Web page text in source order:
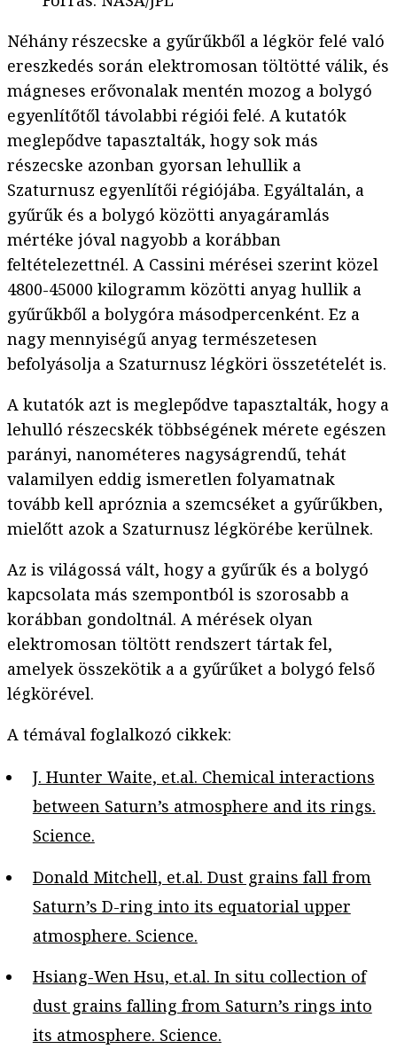
Néhány részecske a gyűrűkből a légkör felé való
ereszkedés során elektromosan töltötté válik, és
mágneses erővonalak mentén mozog a bolygó
egyenlítőtől távolabbi régiói felé. A kutatók
meglepődve tapasztalták, hogy sok más
részecske azonban gyorsan lehullik a
Szaturnusz egyenlítői régiójába. Egyáltalán, a
gyűrűk és a bolygó közötti anyagáramlás
mértéke jóval nagyobb a korábban
feltételezettnél. A Cassini mérései szerint közel
4800-45000 kilogramm közötti anyag hullik a
gyűrűkből a bolygóra másodpercenként. Ez a
nagy mennyiségű anyag természetesen
befolyásolja a Szaturnusz légköri összetételét is.
A kutatók azt is meglepődve tapasztalták, hogy a
lehulló részecskék többségének mérete egészen
parányi, nanométeres nagyságrendű, tehát
valamilyen eddig ismeretlen folyamatnak
tovább kell apróznia a szemcséket a gyűrűkben,
mielőtt azok a Szaturnusz légkörébe kerülnek.
Az is világossá vált, hogy a gyűrűk és a bolygó
kapcsolata más szempontból is szorosabb a
korábban gondoltnál. A mérések olyan
elektromosan töltött rendszert tártak fel,
amelyek összekötik a a gyűrűket a bolygó felső
légkörével.
A témával foglalkozó cikkek:
J. Hunter Waite, et.al. Chemical interactions
between Saturn’s atmosphere and its rings.
Science.
Donald Mitchell, et.al. Dust grains fall from
Saturn’s D-ring into its equatorial upper
atmosphere. Science.
Hsiang-Wen Hsu, et.al. In situ collection of
dust grains falling from Saturn’s rings into
its atmosphere. Science.